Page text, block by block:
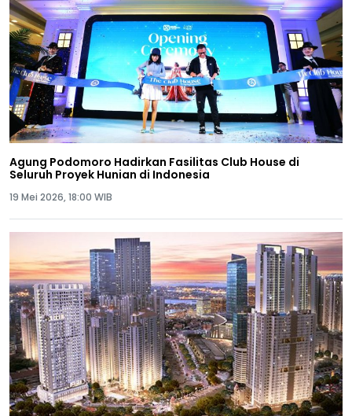
Agung Podomoro Hadirkan Fasilitas Club House di
Seluruh Proyek Hunian di Indonesia
19 Mei 2026, 18:00 WIB